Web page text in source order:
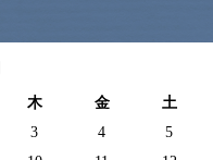
木 金
土
3 4
5